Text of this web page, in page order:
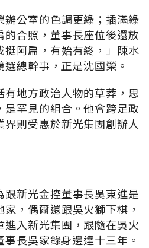
辦公室的色調更綠；插滿綠
合照，董事長座位後還放
挺阿扁，有始有終，」陳水
總幹事，正是沈國榮。
地方政治人物的草莽，思
罕見的組合。他會跨足政
則受惠於新光集團創辦人
新光金控董事長吳東進是
，偶爾還跟吳火獅下棋，
入新光集團，跟隨在吳火
長吳家錄身邊達十三年。